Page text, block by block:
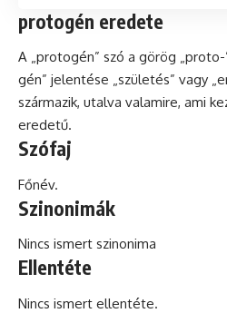
protogén eredete
A „protogén” szó a görög
gén” jelentése „születés” vagy
származik, utalva valamire, ami
eredetű.
Szófaj
Főnév.
Szinonimák
Nincs ismert szinonima
Ellentéte
Nincs ismert ellentéte.